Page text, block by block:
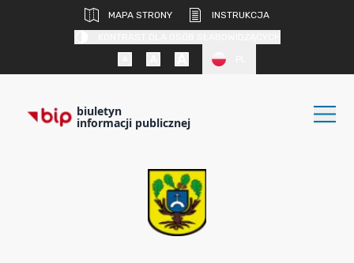
MAPA STRONY
INSTRUKCJA
biuletyn
informacji publicznej